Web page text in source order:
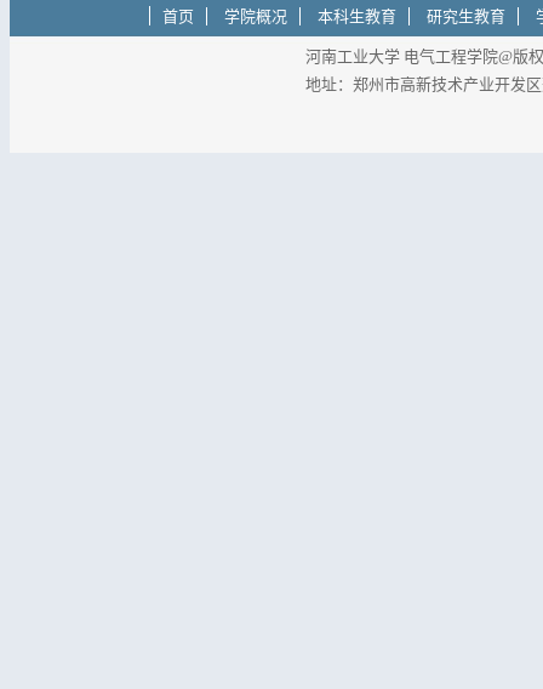
首页 学院概况 本科生教育 研究生教育
河南工业大学 电气工程学院@版
地址：郑州市高新技术产业开发